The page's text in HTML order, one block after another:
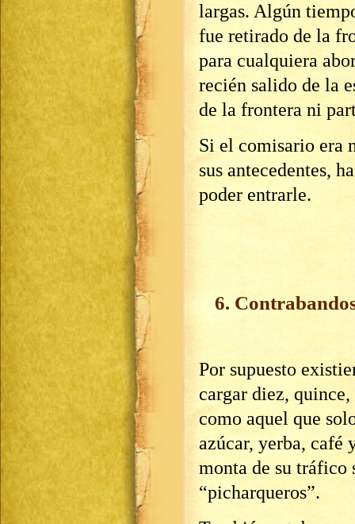
largas. Algún
fue retirado de la
para cualquiera
recién salido de la
de la frontera ni
Si el comisario era
sus antecedentes,
poder entrarle.
6.
Por supuesto
cargar diez,
como aquel que
azúcar, yerba, café
monta de su tráfico
“picharqueros”.